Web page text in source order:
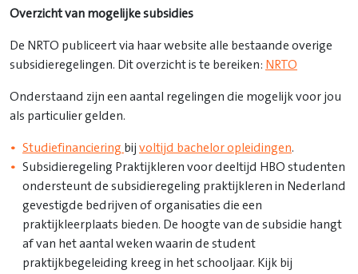
Overzicht van mogelijke subsidies
De NRTO publiceert via haar website alle bestaande overige
subsidieregelingen. Dit overzicht is te bereiken: NRTO
Onderstaand zijn een aantal regelingen die mogelijk voor jou
als particulier gelden.
Studiefinanciering bij voltijd bachelor opleidingen.
Subsidieregeling Praktijkleren voor deeltijd HBO studenten
ondersteunt de subsidieregeling praktijkleren in Nederland
gevestigde bedrijven of organisaties die een
praktijkleerplaats bieden. De hoogte van de subsidie hangt
af van het aantal weken waarin de student
praktijkbegeleiding kreeg in het schooljaar. Kijk bij